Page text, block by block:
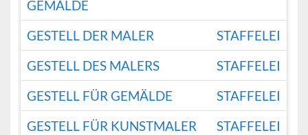
GEMÄLDE
GESTELL DER MALER
STAFFELEI
GESTELL DES MALERS
STAFFELEI
GESTELL FÜR GEMÄLDE
STAFFELEI
GESTELL FÜR KUNSTMALER
STAFFELEI